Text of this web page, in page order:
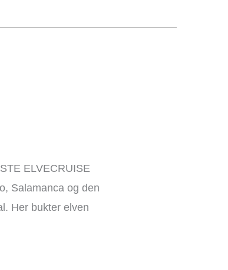
ELVECRUISE
Salamanca og den
Her bukter elven